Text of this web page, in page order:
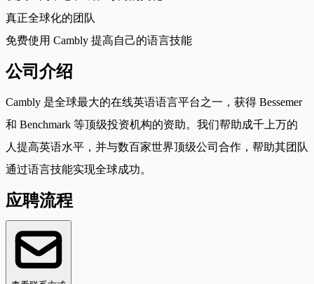
真正全球化的团队
免费使用 Cambly 提高自己的语言技能
公司介绍
Cambly 是全球最大的在线英语语言平台之一，获得 Bessemer
和 Benchmark 等顶级投资机构的资助。我们帮助成千上万的
人提高英语水平，并与数百家世界顶级公司合作，帮助其团队
通过语言技能实现全球成功。
应聘流程